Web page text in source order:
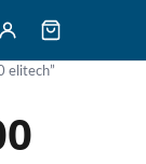
elitech”